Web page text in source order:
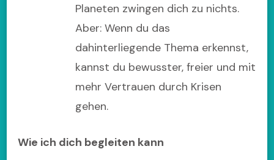
Planeten zwingen dich zu nichts.
Aber: Wenn du das
dahinterliegende Thema erkennst,
kannst du bewusster, freier und mit
mehr Vertrauen durch Krisen
gehen.
Wie ich dich begleiten kann